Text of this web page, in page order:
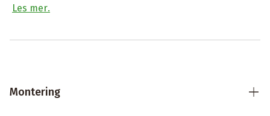
Les mer.
Montering